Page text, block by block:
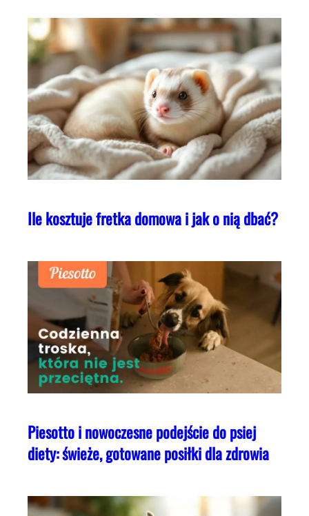
Ile kosztuje fretka domowa i jak o nią dbać?
Piesotto i nowoczesne podejście do psiej
diety: świeże, gotowane posiłki dla zdrowia